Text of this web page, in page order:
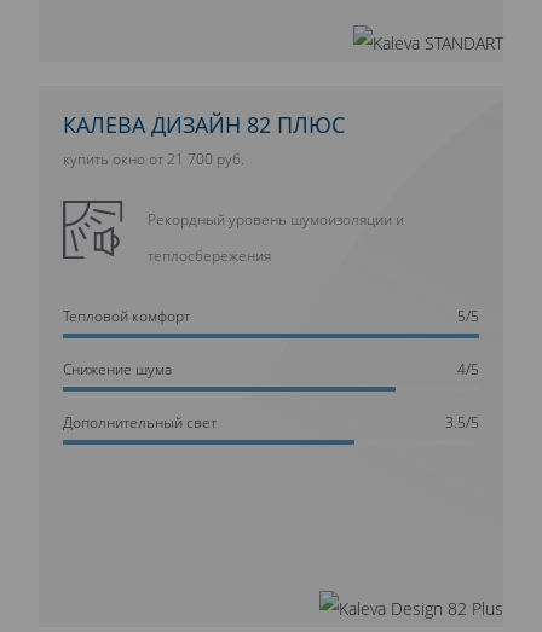
КАЛЕВА ДИЗАЙН 82 ПЛЮС
купить окно от 21 700 руб.
Рекордный уровень шумоизоляции и
теплосбережения
Тепловой комфорт 5/5
Cнижение шума 4/5
Дополнительный свет 3.5/5